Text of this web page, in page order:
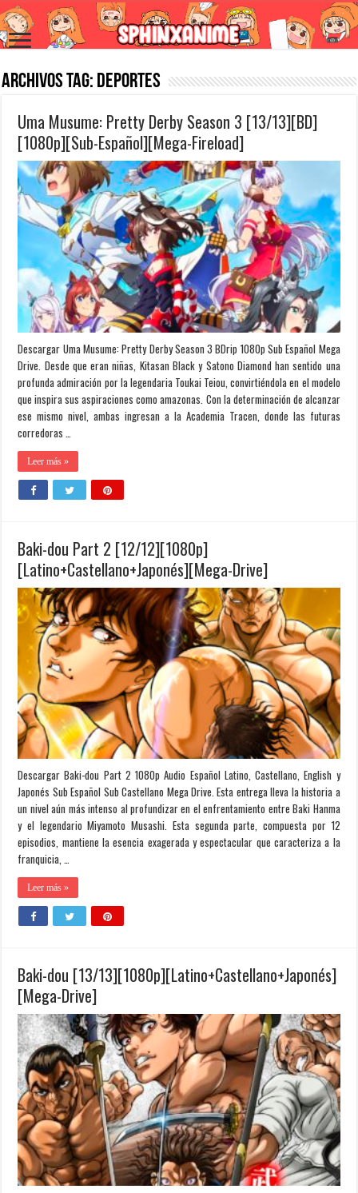
Archivos Tag: Deportes
Uma Musume: Pretty Derby Season 3 [13/13][BD]
[1080p][Sub-Español][Mega-Fireload]
Descargar Uma Musume: Pretty Derby Season 3 BDrip 1080p Sub Español Mega
Drive. Desde que eran niñas, Kitasan Black y Satono Diamond han sentido una
profunda admiración por la legendaria Toukai Teiou, convirtiéndola en el modelo
que inspira sus aspiraciones como amazonas. Con la determinación de alcanzar
ese mismo nivel, ambas ingresan a la Academia Tracen, donde las futuras
corredoras …
Leer más »
Baki-dou Part 2 [12/12][1080p]
[Latino+Castellano+Japonés][Mega-Drive]
Descargar Baki-dou Part 2 1080p Audio Español Latino, Castellano, English y
Japonés Sub Español Sub Castellano Mega Drive. Esta entrega lleva la historia a
un nivel aún más intenso al profundizar en el enfrentamiento entre Baki Hanma
y el legendario Miyamoto Musashi. Esta segunda parte, compuesta por 12
episodios, mantiene la esencia exagerada y espectacular que caracteriza a la
franquicia, …
Leer más »
Baki-dou [13/13][1080p][Latino+Castellano+Japonés]
[Mega-Drive]